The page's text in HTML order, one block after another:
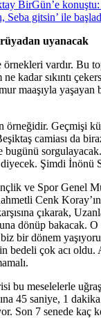
BirGün’e konuştu:
Seba gitsin’ ile
rüyadan uyanacak
örnekleri vardır. Bu
kadar sıkıntı
maaşıyla yaşayan
örneğidir. Geçmişi
camiası da
bugünü
Şimdi İnönü
ve Spor Genel
Cenk
çıkarak,
dönüp bakacak. O
bir dönem
bedeli çok acı oldu.
bu meselelerle
45 saniye, 1
Son 7 senede kaç